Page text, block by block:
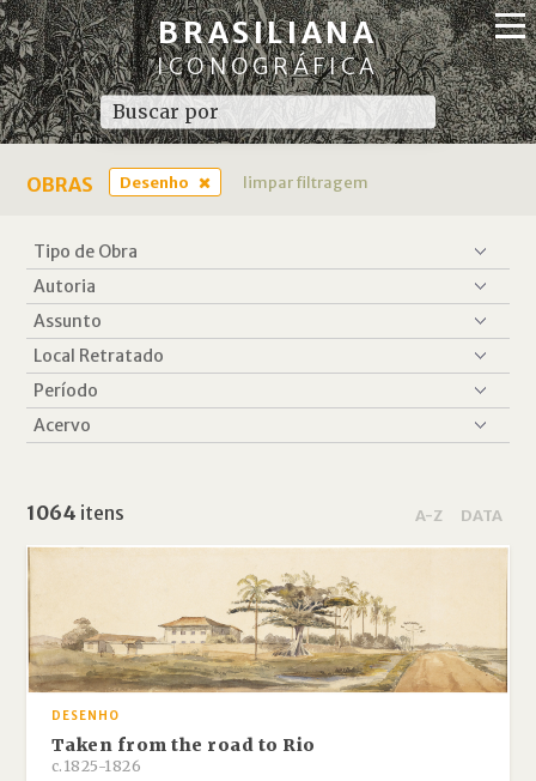
BRASILIANA
ICONOGRÁFICA
OBRAS Desenho limpar filtragem
1064 itens A-Z DATA
DESENHO
Taken from the road to Rio
c.1825-1826